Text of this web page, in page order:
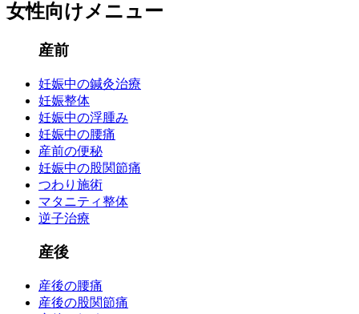
女性向けメニュー
産前
妊娠中の鍼灸治療
妊娠整体
妊娠中の浮腫み
妊娠中の腰痛
産前の便秘
妊娠中の股関節痛
つわり施術
マタニティ整体
逆子治療
産後
産後の腰痛
産後の股関節痛